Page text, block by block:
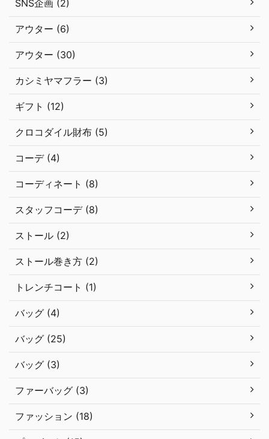
SNS企画 (2)
アウター (6)
アウター (30)
カシミヤマフラー (3)
ギフト (12)
クロコダイル財布 (5)
コーデ (4)
コーディネート (8)
スタッフコーデ (8)
ストール (2)
ストール巻き方 (2)
トレンチコート (1)
バッグ (4)
バッグ (25)
バッグ (3)
ファーバッグ (3)
ファッション (18)